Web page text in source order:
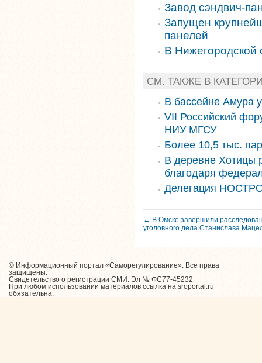
Завод сэндвич-
Запущен
панелей
В Нижегородской
СМ. ТАКЖЕ В
В бассейне Амура
VII Российский
НИУ МГСУ
Более 10,5 тыс.
В деревне Хотицы
благодаря
Делегация
← В Омске завершили
уголовного дела Станислава
© Информационный портал «Саморегулирование». Все права
защищены.
Свидетельство о регистрации СМИ: Эл № ФС77-45232
При любом использовании материалов ссылка на sroportal.ru
обязательна.